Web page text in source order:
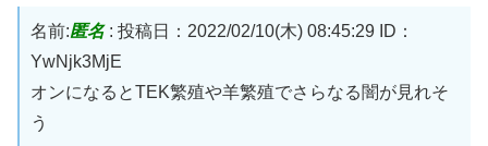
名前:匿名: 投稿日：2022/02/10(木) 08:45:29
ID：
YwNjk3MjE
オンになるとTEK繁殖や羊繁殖でさらなる闇が見れそ
う